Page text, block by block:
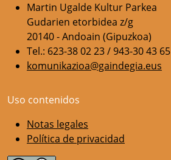
Martin Ugalde Kultur Parkea
Gudarien etorbidea z/g
20140 - Andoain (Gipuzkoa)
Tel.: 623-38 02 23 / 943-30 43 65
komunikazioa@gaindegia.eus
Uso contenidos
Notas legales
Política de privacidad